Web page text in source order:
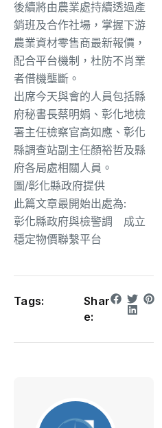
後續將由農業處持續透過產
銷班及合作社場，掌握下游
農業資材零售商最新報價，
配合平台機制，杜防不肖業
者借機壟斷。
出席今天與會的人員包括縣
府秘書長蔡明娟、彰化地檢
署主任檢察官高如應、彰化
縣調查站副主任顏裕哲及縣
府各局處相關人員。
圖/彰化縣政府提供
此篇文章最開始出處為:
彰化縣政府與檢警調 成立
穩定物價聯繫平台
Tags:
Shar
e: